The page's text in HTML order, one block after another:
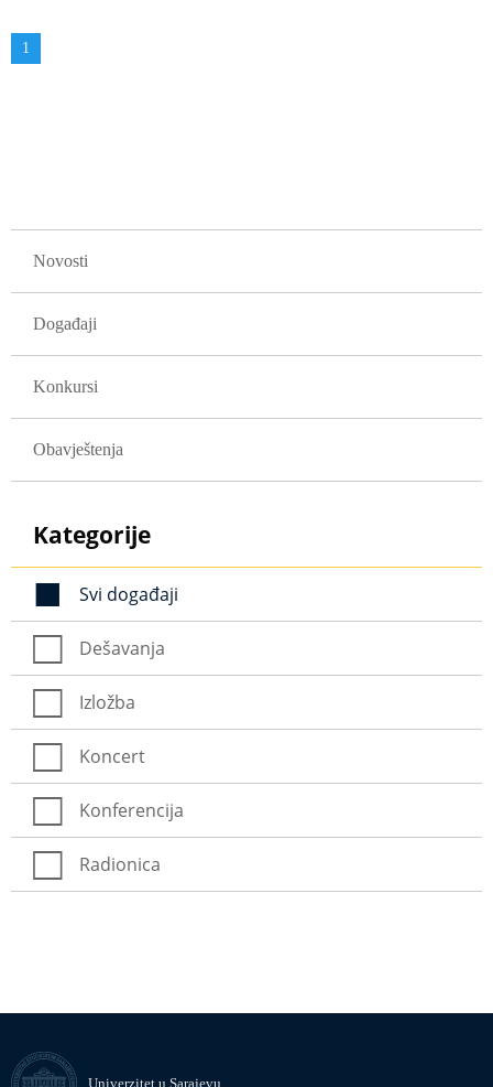
Obilježavanje
strana
Aktuelna
1
Novosti
Događaji
Konkursi
Obavještenja
Kategorije
Svi događaji
Dešavanja
Izložba
Koncert
Konferencija
Radionica
Univerzitet u Sarajevu